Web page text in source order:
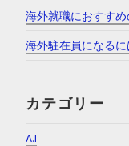
海外就職におすす
海外駐在員になる
カテゴリー
A.I